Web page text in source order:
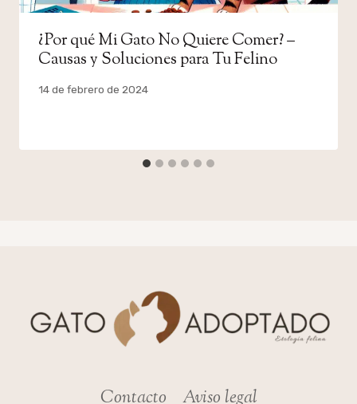
¿Por qué Mi Gato No Quiere Comer? –
Causas y Soluciones para Tu Felino
Por
14 de febrero de 2024
Contacto Aviso legal